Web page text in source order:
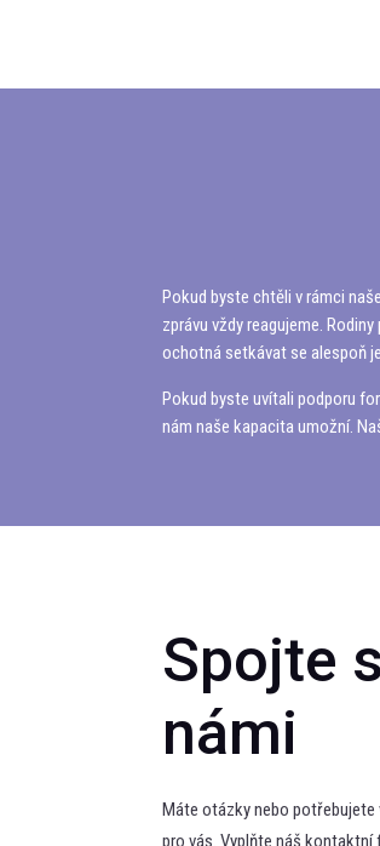
Pokud byste chtěli v rámci
zprávu vždy reagujeme.
ochotná setkávat se alespoň
Pokud byste uvítali podporu
nám naše kapacita umožní.
Spojte
námi
Máte otázky nebo potřebujete
pro vás. Vyplňte náš kontaktní